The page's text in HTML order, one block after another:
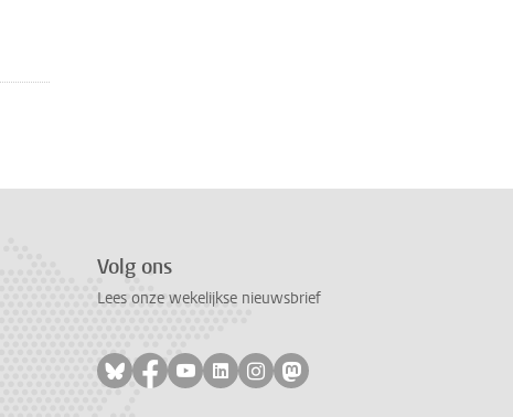
Volg ons
Lees onze wekelijkse nieuwsbrief
Volg ons op bluesky
Volg ons op facebook
Volg ons op youtube
Volg ons op linkedin
Volg ons op instagram
Volg ons op mastodon